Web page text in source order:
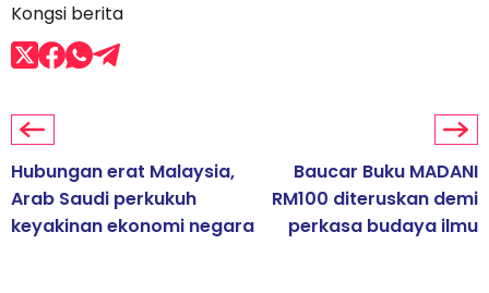
Kongsi berita
Hubungan erat Malaysia,
Arab Saudi perkukuh
keyakinan ekonomi negara
Baucar Buku MADANI
RM100 diteruskan demi
perkasa budaya ilmu